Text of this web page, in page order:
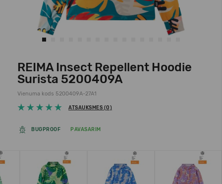
REIMA Insect Repellent Hoodie
Surista 5200409A
Vienuma kods 5200409A-27A1
ATSAUKSMES (0)
BUGPROOF PAVASARIM